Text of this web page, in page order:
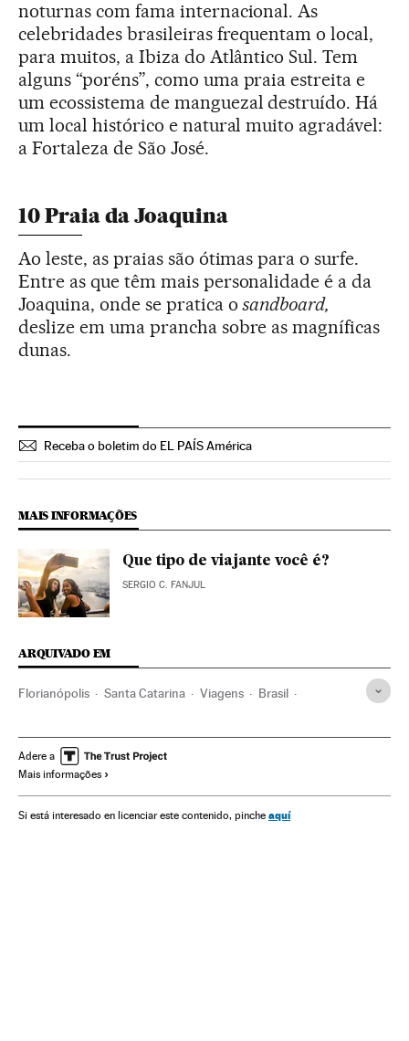
noturnas com fama internacional. As
celebridades brasileiras frequentam o local,
para muitos, a Ibiza do Atlântico Sul. Tem
alguns “poréns”, como uma praia estreita e
um ecossistema de manguezal destruído. Há
um local histórico e natural muito agradável:
a Fortaleza de São José.
10 Praia da Joaquina
Ao leste, as praias são ótimas para o surfe.
Entre as que têm mais personalidade é a da
Joaquina, onde se pratica osandboard,
deslize em uma prancha sobre as magníficas
dunas.
Receba o boletim do EL PAÍS América
MAIS INFORMAÇÕES
Que tipo de viajante você é?
SERGIO C. FANJUL
ARQUIVADO EM
Florianópolis Santa Catarina Viagens Brasil
México América do Norte
Adere a
Mais informações
Si está interesado en licenciar este contenido, pinche aquí